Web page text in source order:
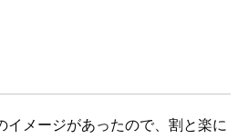
メージがあったので、割と楽に